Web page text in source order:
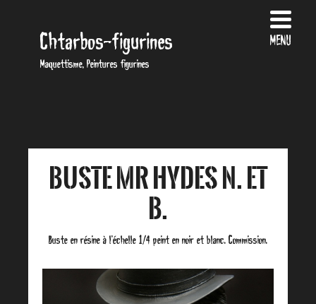
Chtarbos-figurines
Maquettisme, Peintures figurines
Buste Mr Hydes N. et
B.
Buste en résine à l’échelle 1/4 peint en noir et blanc. Commission.
MENU